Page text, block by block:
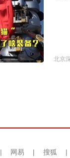
北京
| 网易 | 搜狐 |